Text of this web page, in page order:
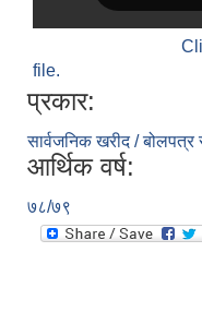
file.
प्रकार:
सार्वजनिक खरीद / बोलपत्र
आर्थिक वर्ष:
७८/७९